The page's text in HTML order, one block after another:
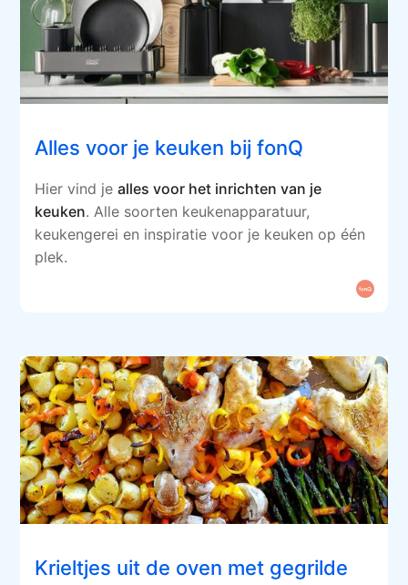
Alles voor je keuken bij fonQ
Hier vind jealles voor het inrichten van je
keuken. Alle soorten keukenapparatuur,
keukengerei en inspiratie voor je keuken op één
plek.
Krieltjes uit de oven met gegrilde